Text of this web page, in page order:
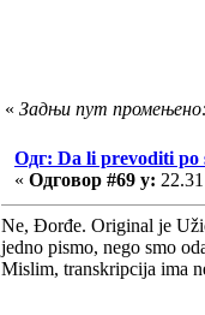
« Задњи пут
Одг: Da li prevoditi po
« Одговор #69 у:
Ne, Đorđe. Original je
jedno pismo, nego smo
Mislim, transkripcija ima